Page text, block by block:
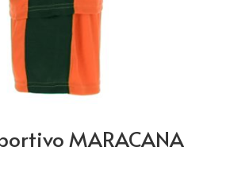
MARACANA